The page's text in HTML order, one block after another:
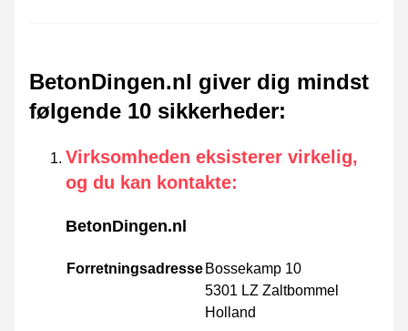
BetonDingen.nl giver dig mindst
følgende 10 sikkerheder:
Virksomheden eksisterer virkelig,
og du kan kontakte:
BetonDingen.nl
Forretningsadresse Bossekamp 10
5301 LZ Zaltbommel
Holland